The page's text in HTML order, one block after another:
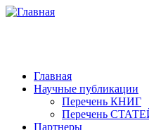
Главная
Научные публикации
Перечень КНИГ
Перечень
Партнеры